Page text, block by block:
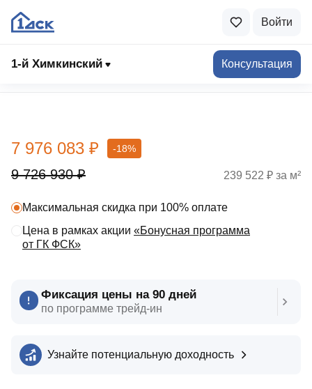
Войти
1-й Химкинский Консультация
Выбрать квартиру
9 726 930 ₽
7 976 083 ₽ -18%
Фиксация цены на 90 дней
по программе трейд‑ин
Узнайте потенциальную доходность
Максимальная скидка при 100% оплате
Цена в рамках акции «Бонусная программа
от ГК ФСК»
239 522 ₽ за м²